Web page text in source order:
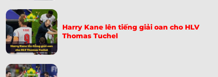
➤ Paraguay Tiễn Thổ Nhĩ Kỳ Về Nước – Bàn Thắng Giây
65
Soi Kèo Na Uy Vs Senegal 07h00 Ngày 23/06: Nhận
Định World Cup 2026
Harry Kane lên tiếng giải oan cho HLV
Thomas Tuchel